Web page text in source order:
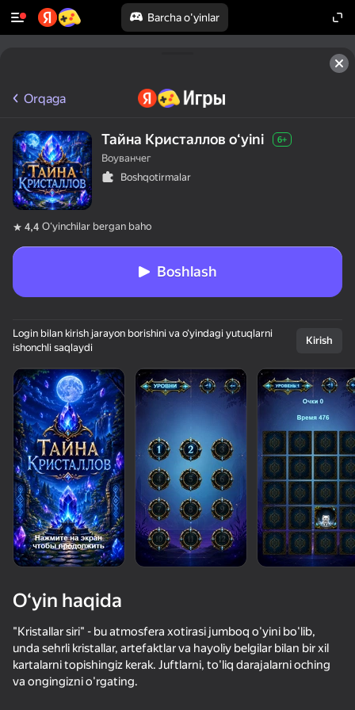
Barcha o'yinlar
71
Orqaga
Тайна Кристаллов oʻyini 6+
Воуванчег
Boshqotirmalar
4,4 Oʻyinchilar bergan baho
Boshlash
Login bilan kirish jarayon borishini va o‘yindagi yutuqlarni
ishonchli saqlaydi
Kirish
O‘yin haqida
"Kristallar siri" - bu atmosfera xotirasi jumboq o'yini bo'lib,
unda sehrli kristallar, artefaktlar va hayoliy belgilar bilan bir xil
kartalarni topishingiz kerak. Juftlarni, to'liq darajalarni oching
va ongingizni o'rgating.